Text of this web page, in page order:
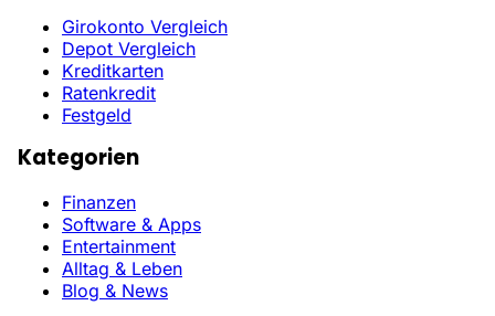
Girokonto Vergleich
Depot Vergleich
Kreditkarten
Ratenkredit
Festgeld
Kategorien
Finanzen
Software & Apps
Entertainment
Alltag & Leben
Blog & News